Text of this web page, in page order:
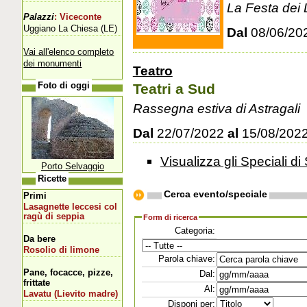
La Festa dei
Dal 08/06/
Teatro
Teatri a Sud
Rassegna estiva di Astragali
Dal 22/07/2022 al 15/08/
Visualizza gli Speciali di
Cerca evento/speciale
Form di ricerca
Categoria:
Parola chiave:
Dal:
Al:
Disponi per:
Palazzi: Viceconte
Uggiano La Chiesa (LE)
Vai all'elenco completo
dei monumenti
Foto di oggi
Porto Selvaggio
Ricette
Primi
Lasagnette leccesi col
ragù di seppia
Da bere
Rosolio di limone
Pane, focacce, pizze,
frittate
Lavatu (Lievito madre)